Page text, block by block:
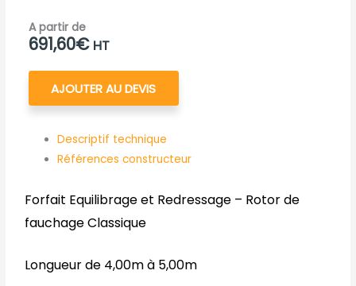
A partir de
691,60€ HT
AJOUTER AU DEVIS
Descriptif technique
Références constructeur
Forfait Equilibrage et Redressage – Rotor de
fauchage Classique
Longueur de 4,00m à 5,00m